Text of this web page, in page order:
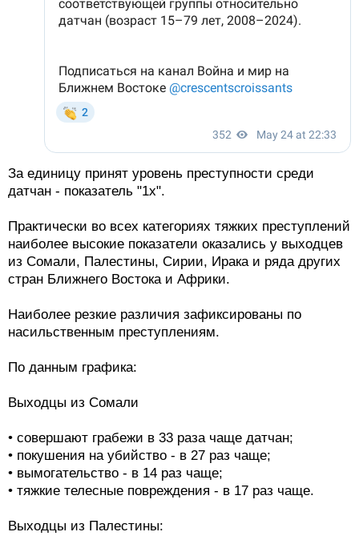
За единицу принят уровень преступности среди
датчан - показатель "1x".
Практически во всех категориях тяжких преступлений
наиболее высокие показатели оказались у выходцев
из Сомали, Палестины, Сирии, Ирака и ряда других
стран Ближнего Востока и Африки.
Наиболее резкие различия зафиксированы по
насильственным преступлениям.
По данным графика:
Выходцы из Сомали
• совершают грабежи в 33 раза чаще датчан;
• покушения на убийство - в 27 раз чаще;
• вымогательство - в 14 раз чаще;
• тяжкие телесные повреждения - в 17 раз чаще.
Выходцы из Палестины: